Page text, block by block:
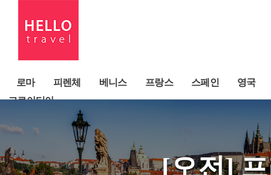
로마 피렌체 베니스 프랑스 스페인
영국
크로아티아
[오전]